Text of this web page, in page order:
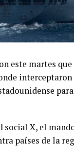
este martes
social X, el
países de la